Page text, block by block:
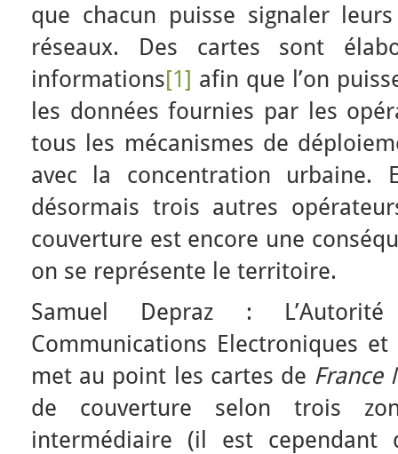
que chacun puisse signaler
réseaux. Des cartes sont
informations[1] afin que l’on
les données fournies par les
tous les mécanismes de
avec la concentration urbaine.
désormais trois autres
couverture est encore une
on se représente le territoire.
Samuel Depraz :
Communications Electroniques et
met au point les cartes de France
de couverture selon trois
intermédiaire (il est